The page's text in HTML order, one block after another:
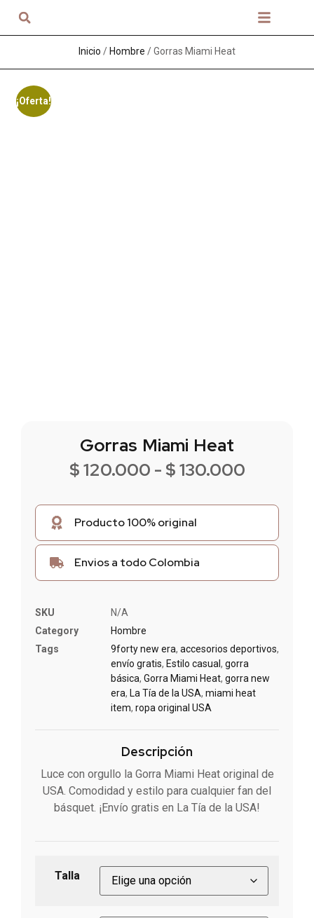
Inicio / Hombre / Gorras Miami Heat
¡Oferta!
Gorras Miami Heat
$120.000 - $130.000
Producto 100% original
Envios a todo Colombia
SKU
N/A
Category
Hombre
Tags
9forty new era, accesorios deportivos,
envío gratis, Estilo casual, gorra
básica, Gorra Miami Heat, gorra new
era, La Tía de la USA, miami heat
item, ropa original USA
Descripción
Luce con orgullo la Gorra Miami Heat original de
USA. Comodidad y estilo para cualquier fan del
básquet. ¡Envío gratis en La Tía de la USA!
Talla